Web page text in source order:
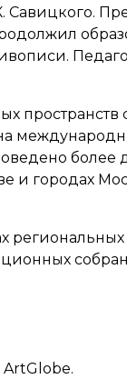
пространств
более
и городах